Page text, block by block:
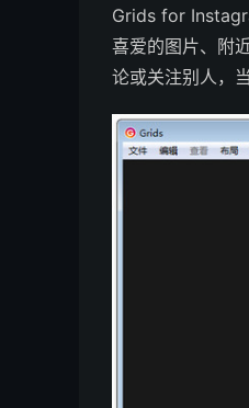
Grids for
喜爱的图片、附
论或关注别人，